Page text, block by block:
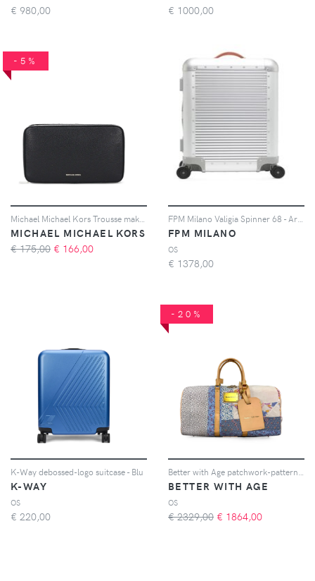
€ 980,00 € 1000,00
-5%
MICHAEL MICHAEL KORS
€ 175,00 € 166,00
FPM MILANO
OS
€ 1378,00
K-Way debossed-logo suitcase - Blu
K-WAY
OS
€ 220,00
-20%
BETTER WITH AGE
OS
€ 2329,00 € 1864,00